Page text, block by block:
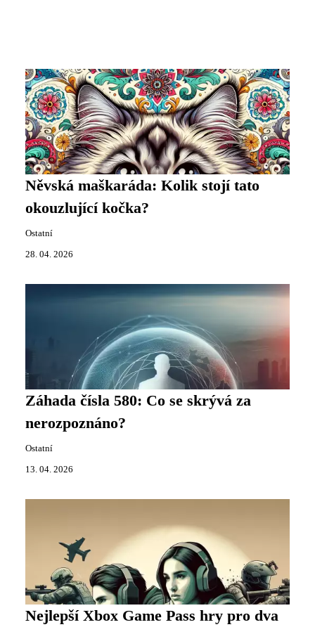
Něvská maškaráda: Kolik stojí tato
okouzlující kočka?
Ostatní
28. 04. 2026
Záhada čísla 580: Co se skrývá za
nerozpoznáno?
Ostatní
13. 04. 2026
Nejlepší Xbox Game Pass hry pro dva